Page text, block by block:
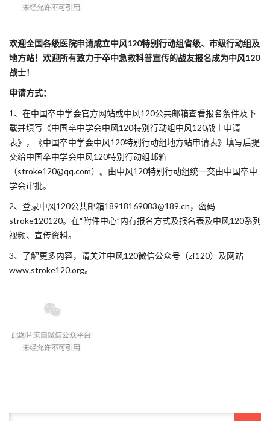
欢迎全国各级医院申请成立中风120特别行动组省级、市级行动组及
地方站！欢迎所有致力于卒中急救科普宣传的战友报名成为中风120
战士！
申请方式：
1、在中国卒中学会官方网站或中风120公共邮箱查看报名条件及下
载并填写《中国卒中学会中风120特别行动组中风120战士申请
表》，《中国卒中学会中风120特别行动组地方站申请表》填写后提
交给中国卒中学会中风120特别行动组邮箱
（stroke120@qq.com）。由中风120特别行动组统一交由中国卒中
学会审批。
2、登录中风120公共邮箱18918169083@189.cn，密码
stroke120120。在“附件中心”内有报名方式及报名表及中风120系列
视频、宣传资料。
3、了解更多内容，请关注中风120微信公众号（zf120）及网站
www.stroke120.org。